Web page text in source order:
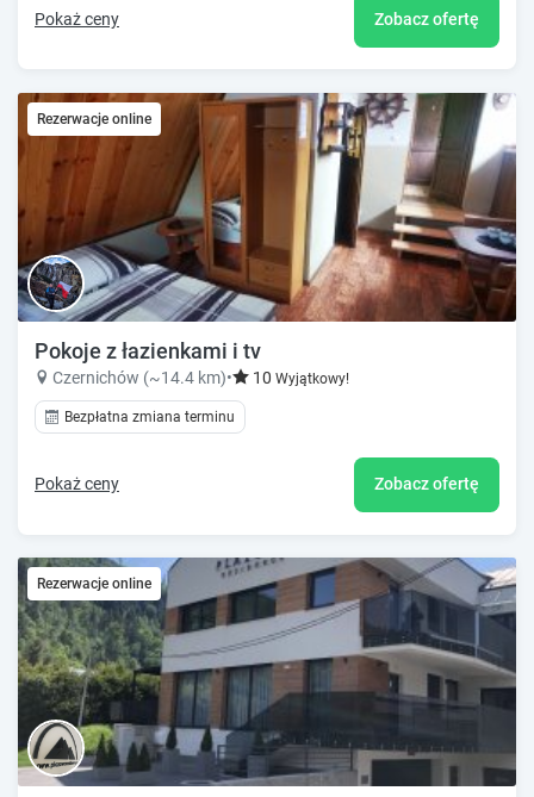
Pokaż ceny Zobacz ofertę
Rezerwacje online
Pokoje z łazienkami i tv
Czernichów (~14.4 km)• 10 Wyjątkowy!
Bezpłatna zmiana terminu
Pokaż ceny Zobacz ofertę
Rezerwacje online